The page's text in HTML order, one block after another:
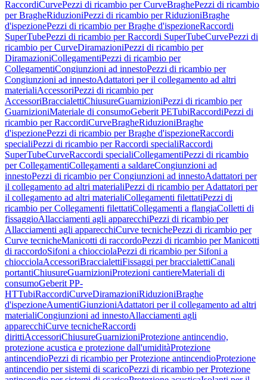
RaccordiCurvePezzi di ricambio per CurveBraghePezzi di ricambio
per BragheRiduzioniPezzi di ricambio per RiduzioniBraghe
d'ispezionePezzi di ricambio per Braghe d'ispezioneRaccordi
SuperTubePezzi di ricambio per Raccordi SuperTubeCurvePezzi di
ricambio per CurveDiramazioniPezzi di ricambio per
DiramazioniCollegamentiPezzi di ricambio per
CollegamentiCongiunzioni ad innestoPezzi di ricambio per
Congiunzioni ad innestoAdattatori per il collegamento ad altri
materialiAccessoriPezzi di ricambio per
AccessoriBraccialettiChiusureGuarnizioniPezzi di ricambio per
GuarnizioniMateriale di consumoGeberit PETubiRaccordiPezzi di
ricambio per RaccordiCurveBragheRiduzioniBraghe
d'ispezionePezzi di ricambio per Braghe d'ispezioneRaccordi
specialiPezzi di ricambio per Raccordi specialiRaccordi
SuperTubeCurveRaccordi specialiCollegamentiPezzi di ricambio
per CollegamentiCollegamenti a saldareCongiunzioni ad
innestoPezzi di ricambio per Congiunzioni ad innestoAdattatori per
il collegamento ad altri materialiPezzi di ricambio per Adattatori per
il collegamento ad altri materialiCollegamenti filettatiPezzi di
ricambio per Collegamenti filettatiCollegamenti a flangiaColletti di
fissaggioAllacciamenti agli apparecchiPezzi di ricambio per
Allacciamenti agli apparecchiCurve tecnichePezzi di ricambio per
Curve tecnicheManicotti di raccordoPezzi di ricambio per Manicotti
di raccordoSifoni a chiocciolaPezzi di ricambio per Sifoni a
chiocciolaAccessoriBraccialettiFissaggi per braccialettiCanali
portantiChiusureGuarnizioniProtezioni cantiereMateriali di
consumoGeberit PP-
HTTubiRaccordiCurveDiramazioniRiduzioniBraghe
d'ispezioneAumentiGiunzioniAdattatori per il collegamento ad altri
materialiCongiunzioni ad innestoAllacciamenti agli
apparecchiCurve tecnicheRaccordi
dirittiAccessoriChiusureGuarnizioniProtezione antincendio,
protezione acustica e protezione dall'umiditàProtezione
antincendioPezzi di ricambio per Protezione antincendioProtezione
antincendio per sistemi di scaricoPezzi di ricambio per Protezione